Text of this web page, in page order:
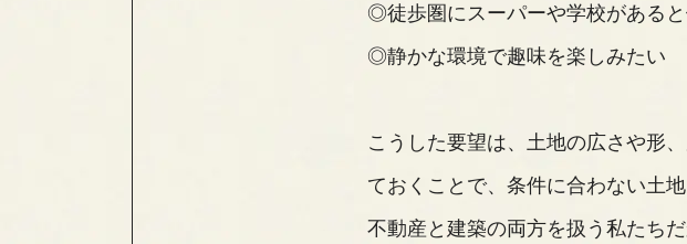
◎徒歩圏にスーパーや学校があると
◎静かな環境で趣味を楽しみたい
こうした要望は、土地の広さや形
ておくことで、条件に合わない土
不動産と建築の両方を扱う私たち